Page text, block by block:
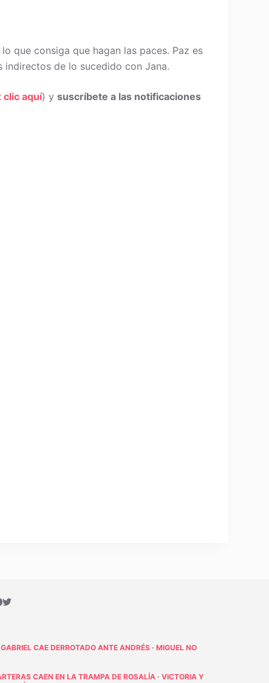
que consiga que hagan las paces. Paz es
indirectos de lo sucedido con Jana.
clic aquí) ysuscríbete a las notificaciones
GABRIEL CAE DERROTADO ANTE ANDRÉS ·MIGUEL NO
CAEN EN LA TRAMPA DE ROSALÍA ·VICTORIA Y